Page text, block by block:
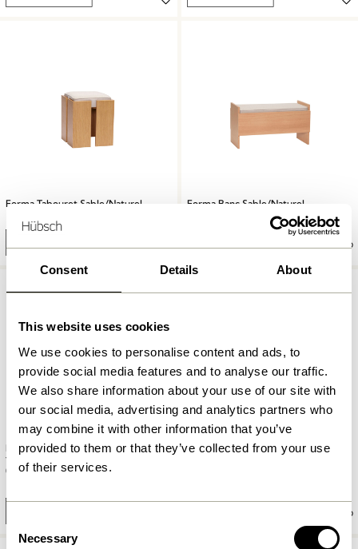
Consent Details About
This website uses cookies
We use cookies to personalise content and ads, to
provide social media features and to analyse our traffic.
We also share information about your use of our site with
our social media, advertising and analytics partners who
may combine it with other information that you’ve
provided to them or that they’ve collected from your use
of their services.
Consent
Selection
Necessary
Forma Tabouret Sable/Naturel Forma Banc Sable/Naturel
Rest Chaise de bureau Gris
foncé
Ecto Chaises de salle à manger